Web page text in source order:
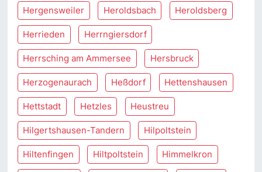
Hergensweiler Heroldsbach Heroldsberg
Herrieden Herrngiersdorf
Herrsching am Ammersee Hersbruck
Herzogenaurach Heßdorf Hettenshausen
Hettstadt Hetzles Heustreu
Hilgertshausen-Tandern Hilpoltstein
Hiltenfingen Hiltpoltstein Himmelkron